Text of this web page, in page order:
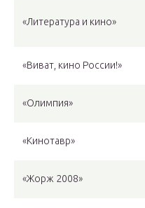
«Литература и кино»
«Виват, кино России!»
«Олимпия»
«Кинотавр»
«Жорж 2008»